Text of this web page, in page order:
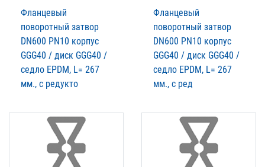
Фланцевый
поворотный затвор
DN600 PN10 корпус
GGG40 / диск GGG40 /
седло EPDM, L= 267
мм., с редукто
Фланцевый
поворотный затвор
DN600 PN10 корпус
GGG40 / диск GGG40 /
седло EPDM, L= 267
мм., с ред